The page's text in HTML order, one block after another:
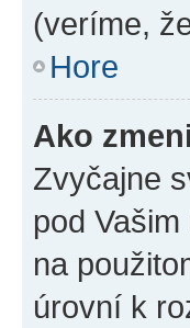
(veríme,
Hore
Ako
Zvyčajne
pod
na
úrovní k